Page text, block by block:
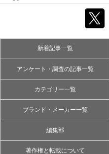
新着記事一覧
アンケート・調査の記事一覧
カテゴリー一覧
ブランド・メーカー一覧
編集部
著作権と転載について